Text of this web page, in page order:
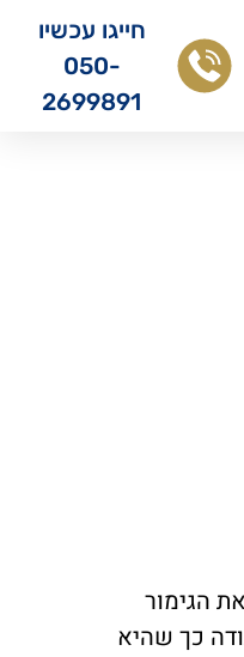
חייגו עכשיו
050-
2699891
הגימור
כך שהיא